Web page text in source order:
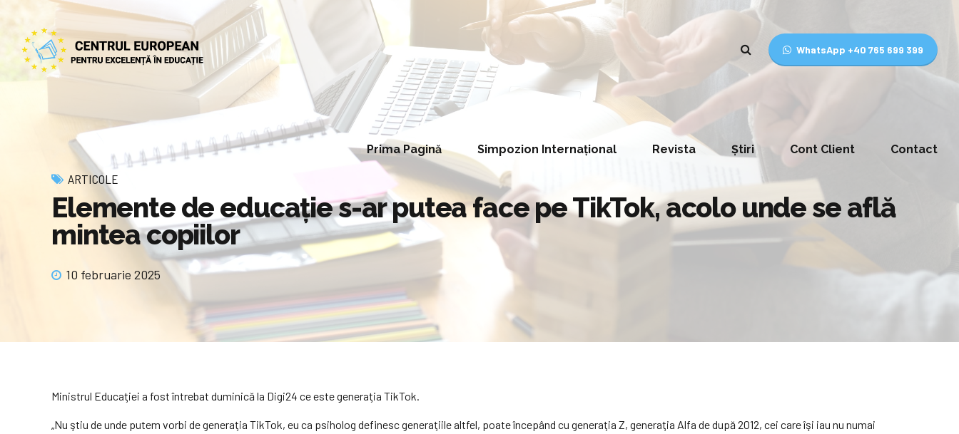
WhatsApp +40 765 699 399
Prima Pagină Simpozion Internațional Revista Știri Cont Client Contact
ARTICOLE
Elemente de educaţie s-ar putea face pe TikTok, acolo unde se află
mintea copiilor
10 februarie 2025
Ministrul Educaţiei a fost întrebat duminică la Digi24 ce este generaţia TikTok.
„Nu ştiu de unde putem vorbi de generaţia TikTok, eu ca psiholog definesc generaţiile altfel, poate începând cu generaţia Z, generaţia Alfa de după 2012, cei care îşi iau nu numai